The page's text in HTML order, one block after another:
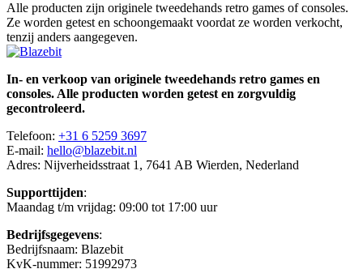
Alle producten zijn originele tweedehands retro games of consoles.
Ze worden getest en schoongemaakt voordat ze worden verkocht,
tenzij anders aangegeven.
In- en verkoop van originele tweedehands retro games en
consoles. Alle producten worden getest en zorgvuldig
gecontroleerd.
Telefoon: +31 6 5259 3697
E-mail: hello@blazebit.nl
Adres: Nijverheidsstraat 1, 7641 AB Wierden, Nederland
Supporttijden:
Maandag t/m vrijdag: 09:00 tot 17:00 uur
Bedrijfsgegevens:
Bedrijfsnaam: Blazebit
KvK-nummer: 51992973